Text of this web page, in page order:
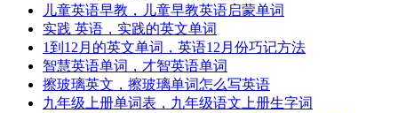
儿童英语早教，儿童早教英语启蒙单词
实践 英语，实践的英文单词
1到12月的英文单词，英语12月份巧记方法
智慧英语单词，才智英语单词
擦玻璃英文，擦玻璃单词怎么写英语
九年级上册单词表，九年级语文上册生字词